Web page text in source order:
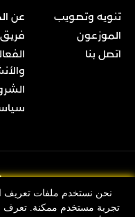
تنويه وتصويب
الموزعون
اتصل بنا
عن
نحن نستخدم ملفات تعريف
تجربة مستخدم ممكنة. تعرف